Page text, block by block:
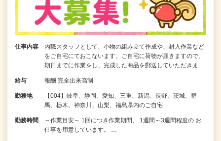
仕事内容
内職スタッフとして、小物の組み立て作成や、封入作業など
をご自宅にておこないます。ご自宅に荷物が届きますので、
期日までに作業をし、完成した商品を郵送していただきま…
給与 報酬 完全出来高制
勤務地
【004】岐阜、静岡、愛知、三重、新潟、長野、茨城、群
馬、栃木、神奈川、山梨、福島県内のご自宅
勤務時間
～作業目安～ 1回につき作業期間、 1週間～3週間程度の お
仕事を用意しています。 …